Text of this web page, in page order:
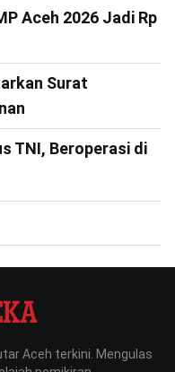
Aceh 2026 Jadi Rp
Surat
TNI, Beroperasi di
Aceh terkini. Mengulas